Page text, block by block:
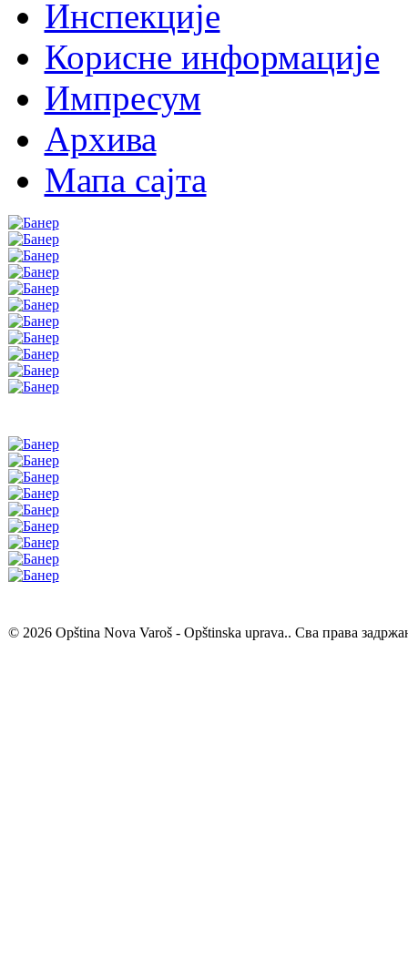
Инспекције
Корисне информације
Импресум
Архива
Мапа сајта
© 2026 Opština Nova Varoš - Opštinska uprava.. Сва права